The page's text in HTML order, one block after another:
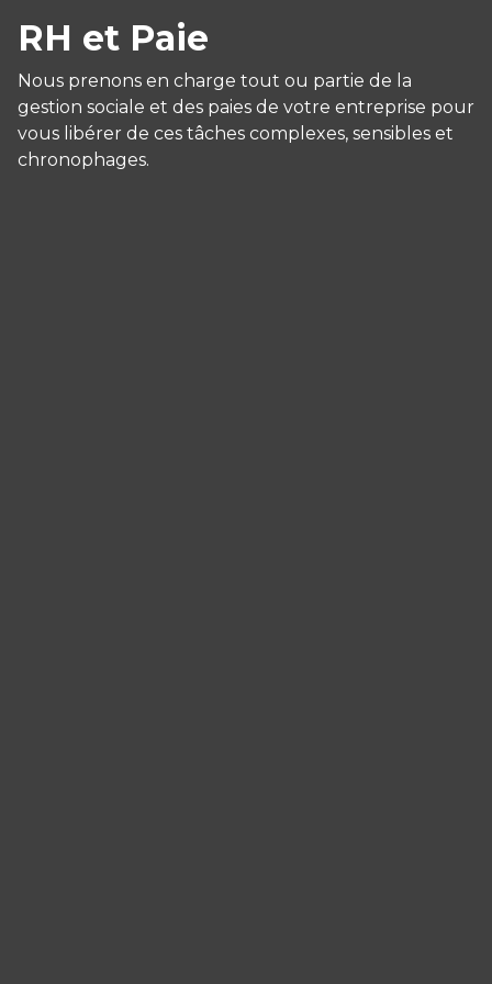
RH et Paie
Nous prenons en charge tout ou partie de la
gestion sociale et des paies de votre entreprise pour
vous libérer de ces tâches complexes, sensibles et
chronophages.